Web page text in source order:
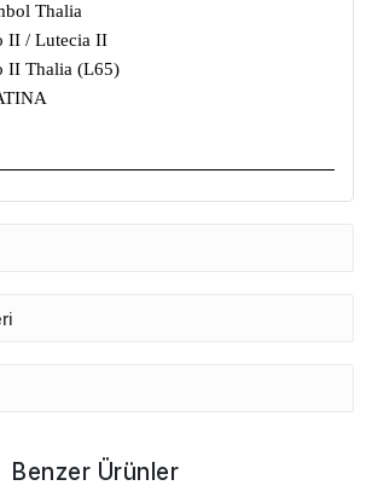
Thalia
II / Lutecia II
II Thalia (L65)
Benzer Ürünler